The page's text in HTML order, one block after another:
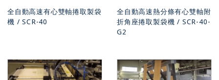
全自動高速有心雙軸捲取製袋
機 / SCR-40
全自動高速熱分條有心雙軸附
折角座捲取製袋機 / SCR-40-
G2